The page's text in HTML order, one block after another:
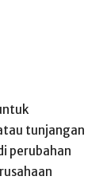
tunjangan
perubahan